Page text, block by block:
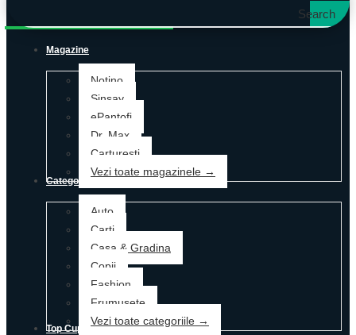
Search
Magazine
Notino
Sinsay
ePantofi
Dr. Max
Carturesti
Vezi toate magazinele →
Categorii
Auto
Carti
Casa & Gradina
Copii
Fashion
Frumusete
Vezi toate categoriile →
Top Cupoane